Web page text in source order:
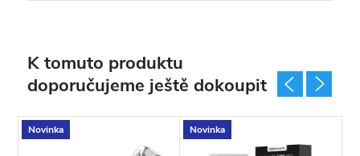
K tomuto produktu
doporučujeme ještě dokoupit
Novinka Novinka